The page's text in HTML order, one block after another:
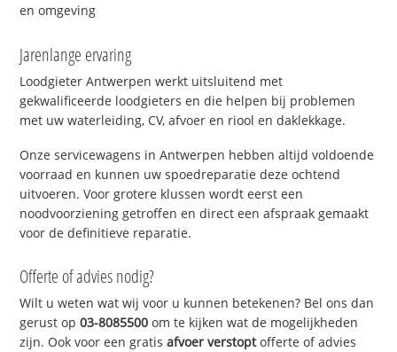
en omgeving
Jarenlange ervaring
Loodgieter Antwerpen werkt uitsluitend met
gekwalificeerde loodgieters en die helpen bij problemen
met uw waterleiding, CV, afvoer en riool en daklekkage.
Onze servicewagens in Antwerpen hebben altijd voldoende
voorraad en kunnen uw spoedreparatie deze ochtend
uitvoeren. Voor grotere klussen wordt eerst een
noodvoorziening getroffen en direct een afspraak gemaakt
voor de definitieve reparatie.
Offerte of advies nodig?
Wilt u weten wat wij voor u kunnen betekenen? Bel ons dan
gerust op03-8085500 om te kijken wat de mogelijkheden
zijn. Ook voor een gratisafvoer verstoptofferte of advies